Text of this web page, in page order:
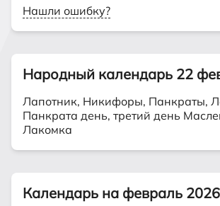
Нашли ошибку?
Народный календарь 22
Лапотник, Никифоры, Панкраты,
Панкрата день, третий день
Лакомка
Календарь на февраль